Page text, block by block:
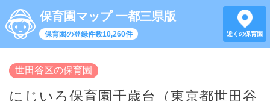
保育園マップ 一都三県版
保育園の登録件数10,260件 近くの保育園
世田谷区の保育園
にじいろ保育園千歳台（東京都世田谷